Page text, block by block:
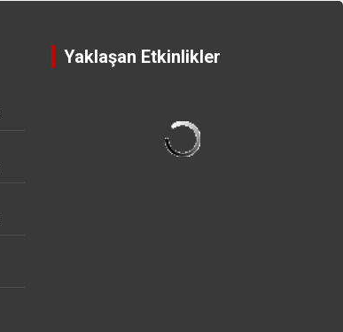
Yaklaşan Etkinlikler